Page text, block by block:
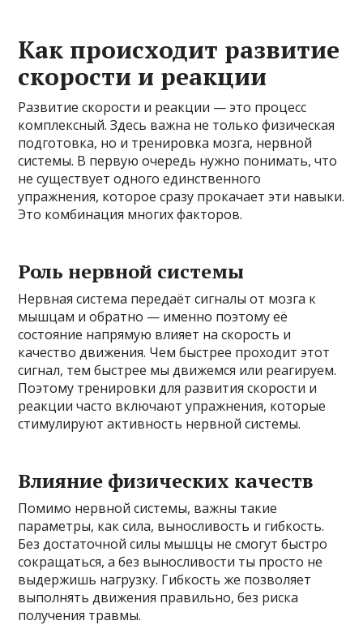
Как происходит развитие
скорости и реакции
Развитие скорости и реакции — это процесс
комплексный. Здесь важна не только физическая
подготовка, но и тренировка мозга, нервной
системы. В первую очередь нужно понимать, что
не существует одного единственного
упражнения, которое сразу прокачает эти навыки.
Это комбинация многих факторов.
Роль нервной системы
Нервная система передаёт сигналы от мозга к
мышцам и обратно — именно поэтому её
состояние напрямую влияет на скорость и
качество движения. Чем быстрее проходит этот
сигнал, тем быстрее мы движемся или реагируем.
Поэтому тренировки для развития скорости и
реакции часто включают упражнения, которые
стимулируют активность нервной системы.
Влияние физических качеств
Помимо нервной системы, важны такие
параметры, как сила, выносливость и гибкость.
Без достаточной силы мышцы не смогут быстро
сокращаться, а без выносливости ты просто не
выдержишь нагрузку. Гибкость же позволяет
выполнять движения правильно, без риска
получения травмы.